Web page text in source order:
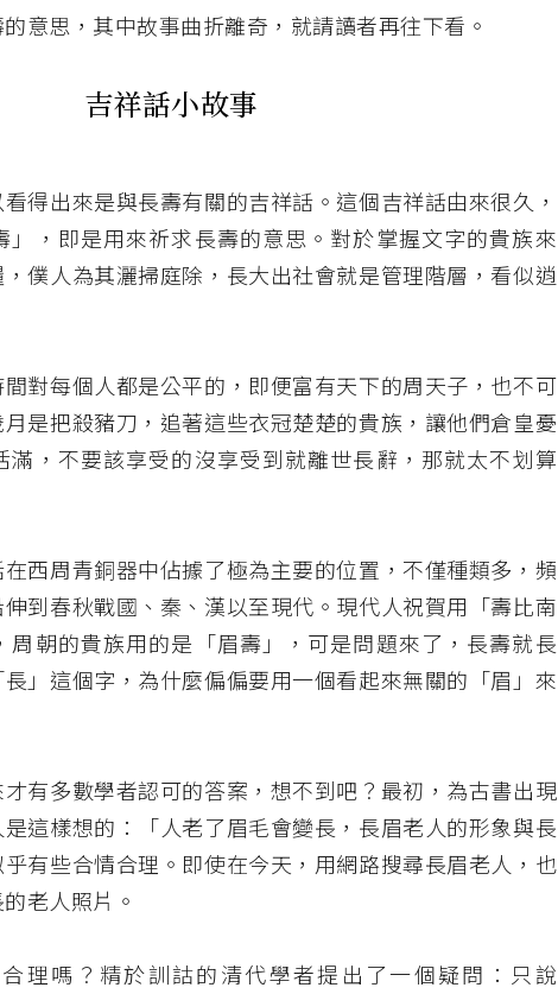
意思，其中故事曲折離奇，就請讀者再往下看。
吉祥話小故事
得出來是與長壽有關的吉祥話。這個吉祥話由來很久，
」，即是用來祈求長壽的意思。對於掌握文字的貴族來
僕人為其灑掃庭除，長大出社會就是管理階層，看似逍
對每個人都是公平的，即便富有天下的周天子，也不可
是把殺豬刀，追著這些衣冠楚楚的貴族，讓他們倉皇憂
滿，不要該享受的沒享受到就離世長辭，那就太不划算
西周青銅器中佔據了極為主要的位置，不僅種類多，頻
到春秋戰國、秦、漢以至現代。現代人祝賀用「壽比南
周朝的貴族用的是「眉壽」，可是問題來了，長壽就長
」這個字，為什麼偏偏要用一個看起來無關的「眉」來
有多數學者認可的答案，想不到吧？最初，為古書出現
是這樣想的：「人老了眉毛會變長，長眉老人的形象與長
有些合情合理。即使在今天，用網路搜尋長眉老人，也
老人照片。
理嗎？精於訓詁的清代學者提出了一個疑問：只說